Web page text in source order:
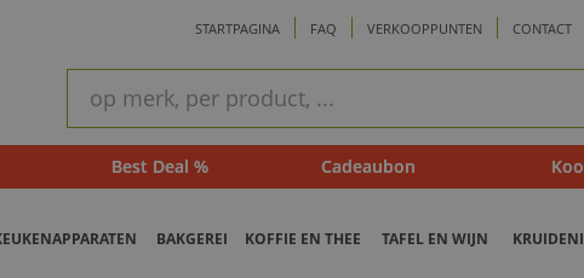
STARTPAGINA FAQ VERKOOPPUNTEN CONTACT
zoeken
Best Deal % Cadeaubon
BAKGEREI KOFFIE EN THEE TAFEL EN WIJN